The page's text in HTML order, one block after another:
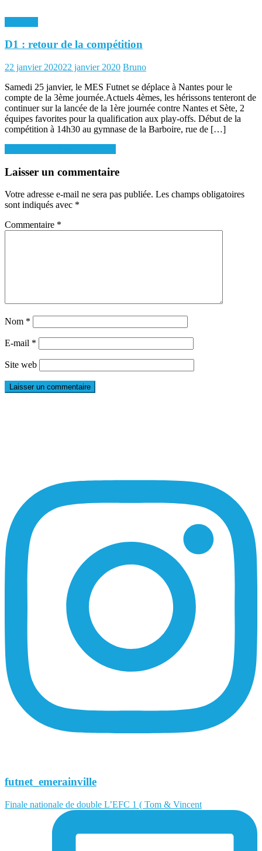
D1 : retour de la compétition
Posted
22 janvier 202022 janvier 2020 Author
Bruno
Samedi 25 janvier, le MES Futnet se déplace à Nantes pour le
compte de la 3ème journée.Actuels 4èmes, les hérissons tenteront de
continuer sur la lancée de la 1ère journée contre Nantes et Sète, 2
équipes favorites pour la qualification aux play-offs. Début de la
compétition à 14h30 au gymnase de la Barboire, rue de […]
Navigation
de
Laisser un commentaire
Votre adresse e-mail ne sera pas publiée. Les champs obligatoires
sont indiqués avec *
Commentaire *
Nom *
E-mail *
Site web
futnet_emerainville
Finale nationale de double L’EFC 1 ( Tom & Vincent